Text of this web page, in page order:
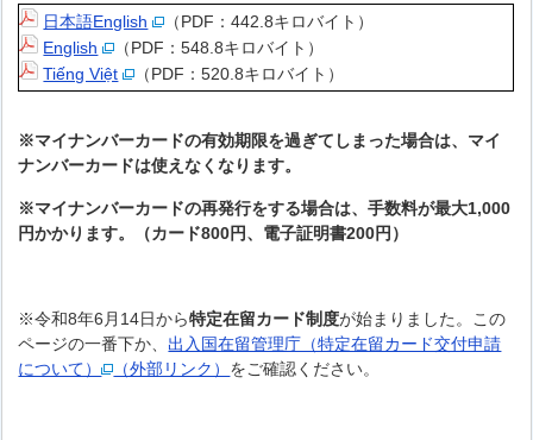
日本語English
（PDF：442.8キロバイト）
English
（PDF：548.8キロバイト）
Tiếng Việt
（PDF：520.8キロバイト）
※マイナンバーカードの有効期限を過ぎてしまった場合は、マイ
ナンバーカードは使えなくなります。
※マイナンバーカードの再発行をする場合は、手数料が最大1,000
円かかります。（カード800円、電子証明書200円）
※令和8年6月14日から特定在留カード制度が始まりました。この
ページの一番下か、出入国在留管理庁（特定在留カード交付申請
について）
（外部リンク） をご確認ください。